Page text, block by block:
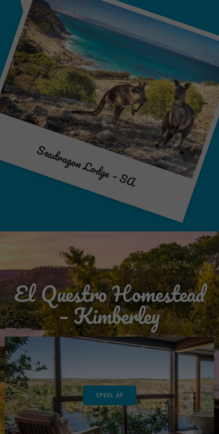
Seadragon Lodge – SA
El Questro Homestead
– Kimberley
SPEEL AF
Je instellingen kunnen voorkomen dat je deze inhoud
ziet. Waarschijnlijk heb je ervaring uitgeschakeld.
Je instellingen herzien